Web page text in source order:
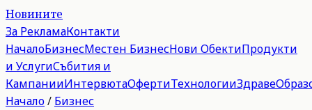
Новините
За РекламаКонтакти
НачалоБизнесМестен БизнесНови ОбектиПродукти
и УслугиСъбития и
КампанииИнтервютаОфертиТехнологииЗдраве
Начало/ Бизнес